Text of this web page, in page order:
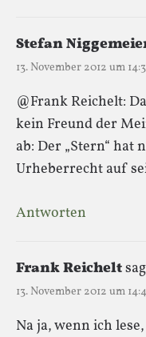
Stefan
13. November 2012 um
@Frank Reichelt:
kein Freund der
ab: Der „Stern“
Urheberrecht auf
Antworten
Frank Reichelt
13. November 2012 um
Na ja, wenn ich